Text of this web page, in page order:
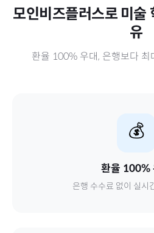
모인비즈플러스로 미술
유
환율 100% 우대, 은행보다
💰
환율 100%
은행 수수료 없이 실시